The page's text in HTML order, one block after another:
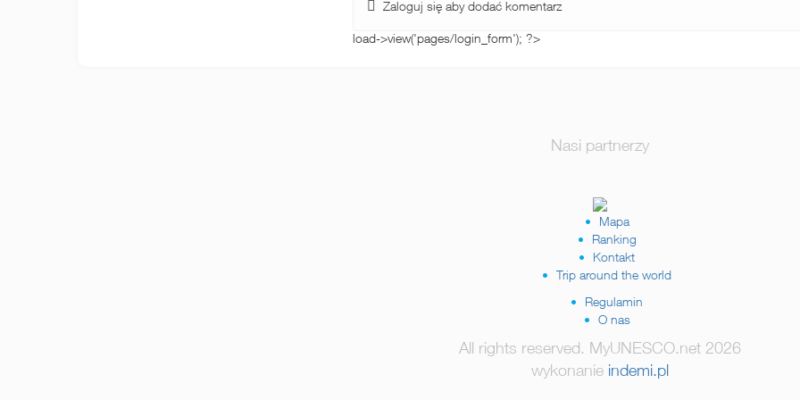
Zaloguj się aby dodać komentarz
load->view('pages/login_form'); ?>
Nasi partnerzy
Mapa
Ranking
Kontakt
Trip around the world
Regulamin
O nas
All rights reserved. MyUNESCO.net 2026
wykonanie indemi.pl